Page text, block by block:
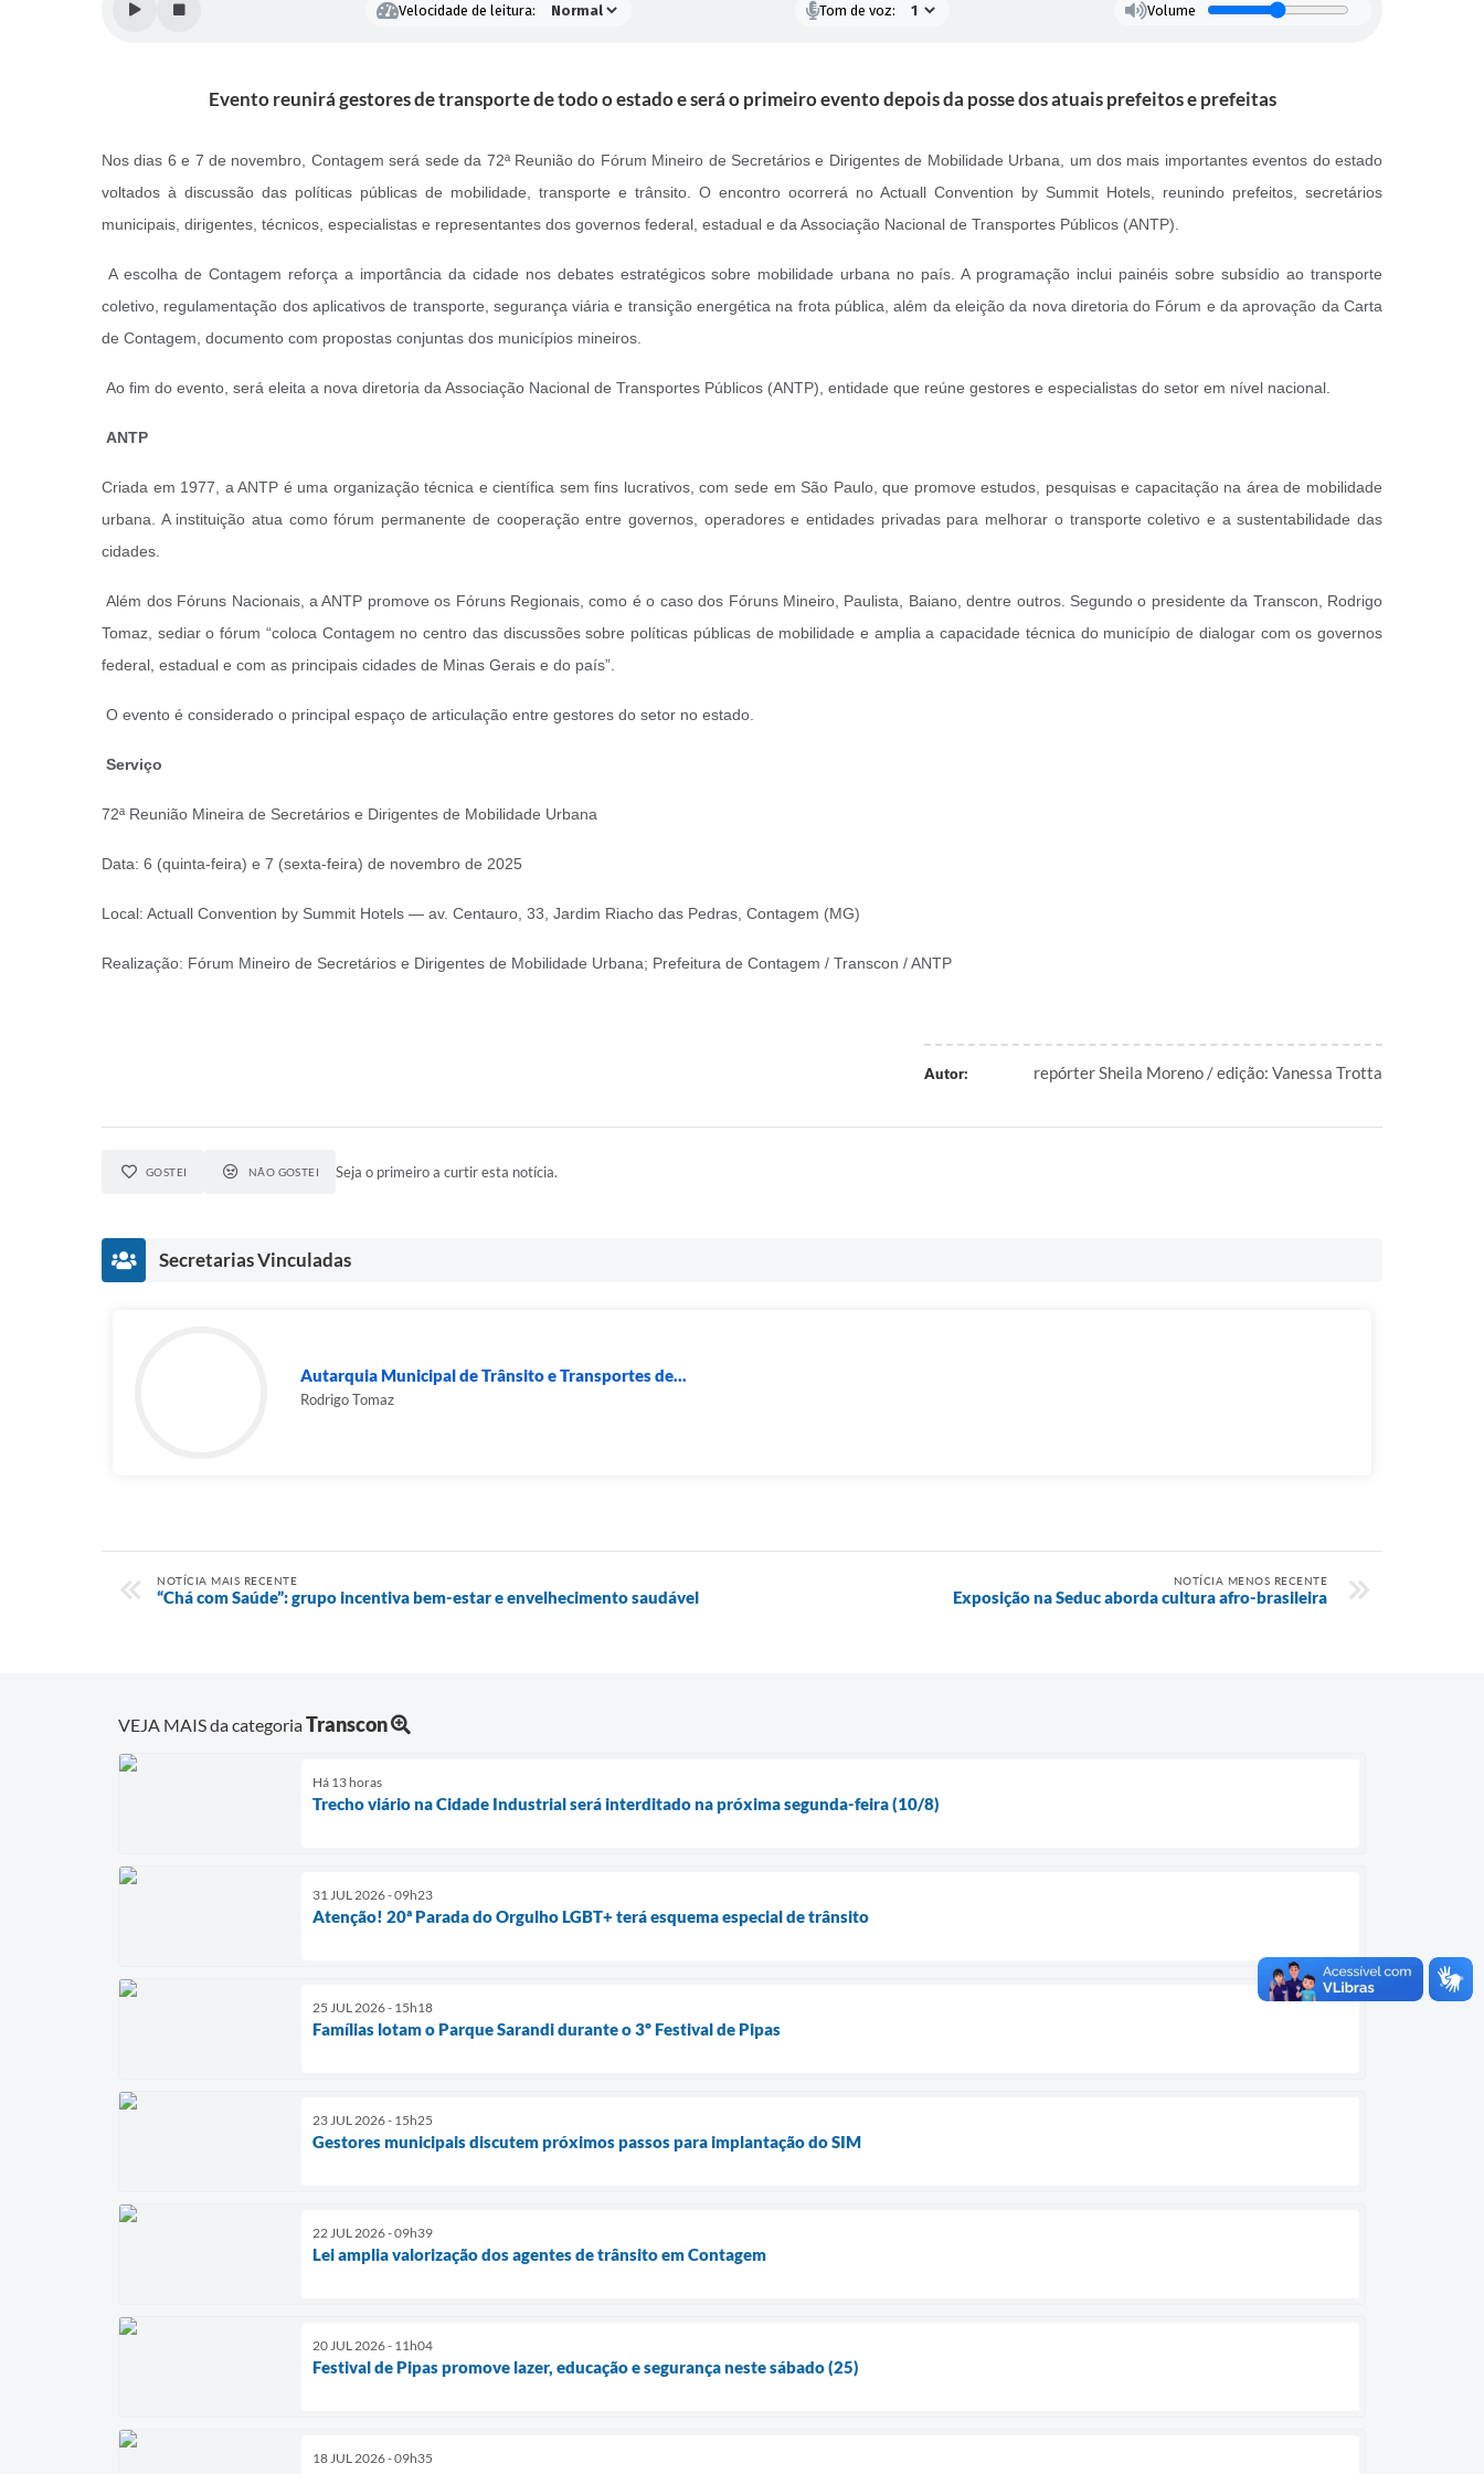
Velocidade de leitura: Tom de voz: Volume
Evento reunirá gestores de transporte de todo o estado e será o primeiro evento depois da posse dos atuais prefeitos e prefeitas
Nos dias 6 e 7 de novembro, Contagem será sede da 72ª Reunião do Fórum Mineiro de Secretários e Dirigentes de Mobilidade Urbana, um dos mais importantes eventos do estado
voltados à discussão das políticas públicas de mobilidade, transporte e trânsito. O encontro ocorrerá no Actuall Convention by Summit Hotels, reunindo prefeitos, secretários
municipais, dirigentes, técnicos, especialistas e representantes dos governos federal, estadual e da Associação Nacional de Transportes Públicos (ANTP).
A escolha de Contagem reforça a importância da cidade nos debates estratégicos sobre mobilidade urbana no país. A programação inclui painéis sobre subsídio ao transporte
coletivo, regulamentação dos aplicativos de transporte, segurança viária e transição energética na frota pública, além da eleição da nova diretoria do Fórum e da aprovação da Carta
de Contagem, documento com propostas conjuntas dos municípios mineiros.
Ao fim do evento, será eleita a nova diretoria da Associação Nacional de Transportes Públicos (ANTP), entidade que reúne gestores e especialistas do setor em nível nacional.
ANTP
Criada em 1977, a ANTP é uma organização técnica e científica sem fins lucrativos, com sede em São Paulo, que promove estudos, pesquisas e capacitação na área de mobilidade
urbana. A instituição atua como fórum permanente de cooperação entre governos, operadores e entidades privadas para melhorar o transporte coletivo e a sustentabilidade das
cidades.
Além dos Fóruns Nacionais, a ANTP promove os Fóruns Regionais, como é o caso dos Fóruns Mineiro, Paulista, Baiano, dentre outros. Segundo o presidente da Transcon, Rodrigo
Tomaz, sediar o fórum “coloca Contagem no centro das discussões sobre políticas públicas de mobilidade e amplia a capacidade técnica do município de dialogar com os governos
federal, estadual e com as principais cidades de Minas Gerais e do país”.
O evento é considerado o principal espaço de articulação entre gestores do setor no estado.
Serviço
72ª Reunião Mineira de Secretários e Dirigentes de Mobilidade Urbana
Data: 6 (quinta-feira) e 7 (sexta-feira) de novembro de 2025
Local: Actuall Convention by Summit Hotels — av. Centauro, 33, Jardim Riacho das Pedras, Contagem (MG)
Realização: Fórum Mineiro de Secretários e Dirigentes de Mobilidade Urbana; Prefeitura de Contagem / Transcon / ANTP
Autor: repórter Sheila Moreno / edição: Vanessa Trotta
GOSTEI NÃO GOSTEI Seja o primeiro a curtir esta notícia.
Secretarias Vinculadas
Autarquia Municipal de Trânsito e Transportes de...
Rodrigo Tomaz
NOTÍCIA MAIS RECENTE
“Chá com Saúde”: grupo incentiva bem-estar e envelhecimento saudável
NOTÍCIA MENOS RECENTE
Exposição na Seduc aborda cultura afro-brasileira
VEJA MAIS da categoriaTranscon
Há 13 horas
Trecho viário na Cidade Industrial será interditado na próxima segunda-feira (10/8)
31 JUL 2026 - 09h23
Atenção! 20ª Parada do Orgulho LGBT+ terá esquema especial de trânsito
25 JUL 2026 - 15h18
Famílias lotam o Parque Sarandi durante o 3º Festival de Pipas
23 JUL 2026 - 15h25
Gestores municipais discutem próximos passos para implantação do SIM
22 JUL 2026 - 09h39
Lei amplia valorização dos agentes de trânsito em Contagem
20 JUL 2026 - 11h04
Festival de Pipas promove lazer, educação e segurança neste sábado (25)
18 JUL 2026 - 09h35